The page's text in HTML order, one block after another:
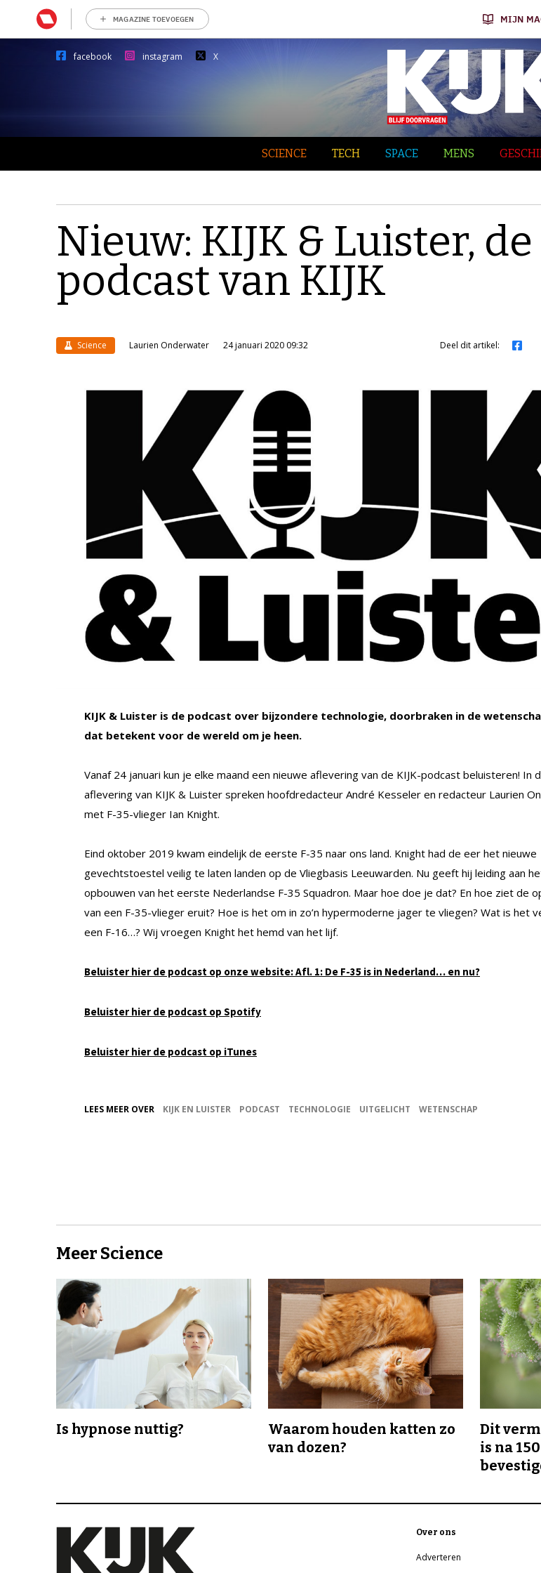
MAGAZINE TOEVOEGEN MIJN
facebook instagram X
SCIENCE TECH SPACE MENS
Nieuw: KIJK & Luister, de
podcast van KIJK
Science Laurien Onderwater 24 januari 2020 09:32 Deel dit artikel:
KIJK & Luister is de podcast over bijzondere technologie, doorbraken in de
dat betekent voor de wereld om je heen.
Vanaf 24 januari kun je elke maand een nieuwe aflevering van de KIJK-podcast beluisteren! In
aflevering van KIJK & Luister spreken hoofdredacteur André Kesseler en redacteur Laurien
met F-35-vlieger Ian Knight.
Eind oktober 2019 kwam eindelijk de eerste F-35 naar ons land. Knight had de eer het nieuwe
gevechtstoestel veilig te laten landen op de Vliegbasis Leeuwarden. Nu geeft hij leiding aan
opbouwen van het eerste Nederlandse F-35 Squadron. Maar hoe doe je dat? En hoe ziet de
van een F-35-vlieger eruit? Hoe is het om in zo’n hypermoderne jager te vliegen? Wat is het
een F-16…? Wij vroegen Knight het hemd van het lijf.
Beluister hier de podcast op onze website: Afl. 1: De F-35 is in Nederland… en nu?
Beluister hier de podcast op Spotify
Beluister hier de podcast op iTunes
LEES MEER OVER KIJK EN LUISTER PODCAST TECHNOLOGIE UITGELICHT WETENSCHAP
Meer Science
Is hypnose nuttig?
Waarom houden katten zo
van dozen?
Dit
is na
Over ons
Adverteren